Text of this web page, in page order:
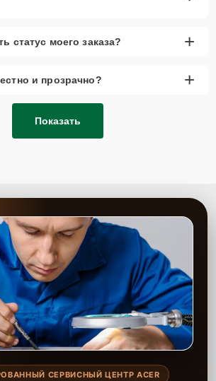
статус моего заказа? +
и прозрачно? +
Показать
СЕРВИСНЫЙ ЦЕНТР ACER